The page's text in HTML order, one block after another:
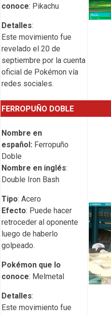
conoce: Pikachu
Detalles:
Este movimiento fue
revelado el 20 de
septiembre por la cuenta
oficial de Pokémon vía
redes sociales.
FERROPUÑO DOBLE
Nombre en
español: Ferropuño
Doble
Nombre en inglés:
Double Iron Bash
Tipo: Acero
Efecto: Puede hacer
retroceder al oponente
luego de haberlo
golpeado.
Pokémon que lo
conoce: Melmetal
Detalles:
Este movimiento fue